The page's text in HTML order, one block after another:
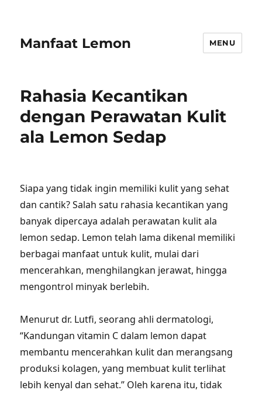
Manfaat Lemon MENU
Rahasia Kecantikan
dengan Perawatan Kulit
ala Lemon Sedap
Siapa yang tidak ingin memiliki kulit yang sehat
dan cantik? Salah satu rahasia kecantikan yang
banyak dipercaya adalah perawatan kulit ala
lemon sedap. Lemon telah lama dikenal memiliki
berbagai manfaat untuk kulit, mulai dari
mencerahkan, menghilangkan jerawat, hingga
mengontrol minyak berlebih.
Menurut dr. Lutfi, seorang ahli dermatologi,
“Kandungan vitamin C dalam lemon dapat
membantu mencerahkan kulit dan merangsang
produksi kolagen, yang membuat kulit terlihat
lebih kenyal dan sehat.” Oleh karena itu, tidak